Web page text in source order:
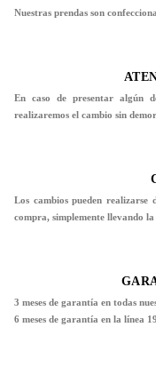
Nuestras prendas son
En caso de presentar algún
realizaremos el cambio sin
Los cambios pueden
compra, simplemente llevando
3 meses de garantía en todas
6 meses de garantía en la línea